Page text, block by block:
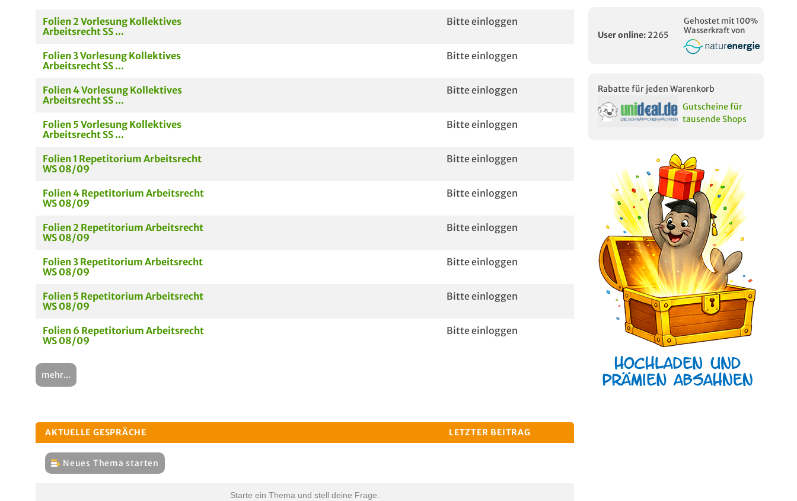
Folien 2 Vorlesung Kollektives
Arbeitsrecht SS ...
Bitte einloggen
Folien 3 Vorlesung Kollektives
Arbeitsrecht SS ...
Bitte einloggen
Folien 4 Vorlesung Kollektives
Arbeitsrecht SS ...
Bitte einloggen
Folien 5 Vorlesung Kollektives
Arbeitsrecht SS ...
Bitte einloggen
Folien 1 Repetitorium Arbeitsrecht
WS 08/09
Bitte einloggen
Folien 4 Repetitorium Arbeitsrecht
WS 08/09
Bitte einloggen
Folien 2 Repetitorium Arbeitsrecht
WS 08/09
Bitte einloggen
Folien 3 Repetitorium Arbeitsrecht
WS 08/09
Bitte einloggen
Folien 5 Repetitorium Arbeitsrecht
WS 08/09
Bitte einloggen
Folien 6 Repetitorium Arbeitsrecht
WS 08/09
Bitte einloggen
mehr...
AKTUELLE GESPRÄCHE LETZTER BEITRAG
Neues Thema starten
Starte ein Thema und stell deine Frage.
User online: 2265
Gehostet mit 100%
Wasserkraft von
Rabatte für jeden Warenkorb
Gutscheine für
tausende Shops